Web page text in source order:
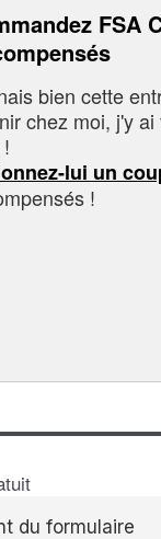
FSA
bien cette
chez moi, j'y
lui un
!
du formulaire